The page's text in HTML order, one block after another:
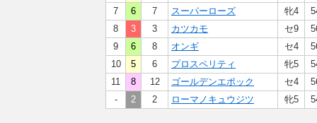
7
6 7 スーパーローズ 牝4
8
3 3 カツカモ セ9
9
6 8 オンギ セ4
10
5 6 プロスペリティ 牝5
11
8 12 ゴールデンエポック セ4
-
2 2 ローマノキュウジツ 牝5